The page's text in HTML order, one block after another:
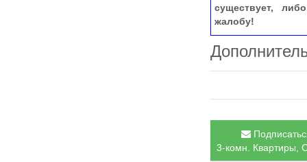
существует,
жалобу!
3-комн. Квартиры,